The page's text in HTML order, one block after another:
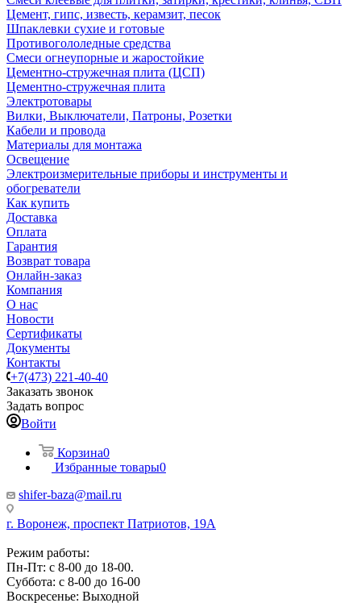
Цемент, гипс, известь, керамзит, песок
Шпаклевки сухие и готовые
Противогололедные средства
Смеси огнеупорные и жаростойкие
Цементно-стружечная плита (ЦСП)
Цементно-стружечная плита
Электротовары
Вилки, Выключатели, Патроны, Розетки
Кабели и провода
Материалы для монтажа
Освещение
Электроизмерительные приборы и инструменты и
обогреватели
Как купить
Доставка
Оплата
Гарантия
Возврат товара
Онлайн-заказ
Компания
О нас
Новости
Сертификаты
Документы
Контакты
+7(473) 221-40-40
Заказать звонок
Задать вопрос
Войти
Корзина0
Избранные товары0
shifer-baza@mail.ru
г. Воронеж, проспект Патриотов, 19А
Режим работы:
Пн-Пт: с 8-00 до 18-00.
Суббота: с 8-00 до 16-00
Воскресенье: Выходной